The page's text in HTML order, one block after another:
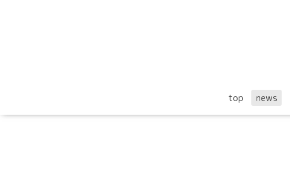
top news